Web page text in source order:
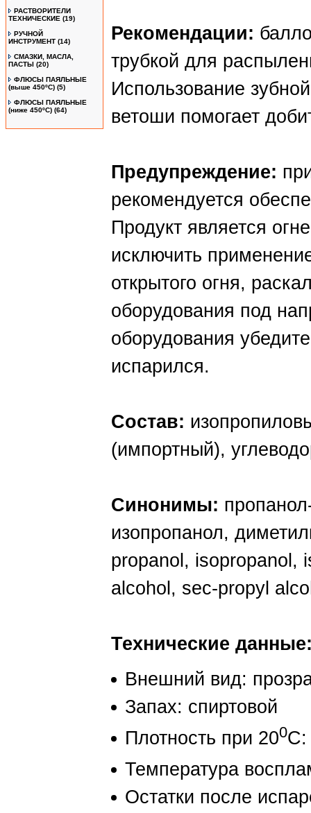
РАСТВОРИТЕЛИ
ТЕХНИЧЕСКИЕ (19)
РУЧНОЙ
ИНСТРУМЕНТ (14)
СМАЗКИ, МАСЛА,
ПАСТЫ (20)
ФЛЮСЫ ПАЯЛЬНЫЕ
(выше 450ºC) (5)
ФЛЮСЫ ПАЯЛЬНЫЕ
(ниже 450ºC) (64)
Рекомендации:
трубкой для
Использование
ветоши помогает
Предупреждение:
рекомендуется
Продукт является
исключить
открытого огня,
оборудования под
оборудования
испарился.
Состав:
(импортный),
Синонимы:
изопропанол,
propanol, isopropanol,
alcohol, sec-propyl
Технические
Внешний вид:
Запах: спиртовой
Плотность при 200С:
Температура
Остатки после